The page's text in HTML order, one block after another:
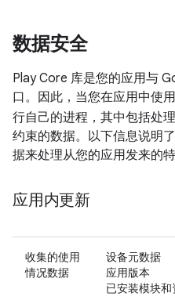
数据安全
Play Core 库是您的应用与
口。因此，当您在应用中使
行自己的进程，其中包括处
约束的数据。以下信息说明
据来处理从您的应用发来的特
应用内更新
收集的使用
情况数据
设备元数据
应用版本
已安装模块